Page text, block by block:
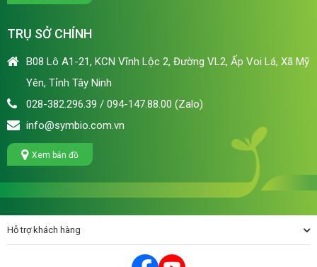
TRỤ SỞ CHÍNH
B08 Lô A1-21, KCN Vĩnh Lộc 2, Đường VL2, Ấp Voi Lá, Xã Mỹ
Yên, Tỉnh Tây Ninh
028-382.296.39 / 094-147.88.00 (Zalo)
info@symbio.com.vn
Xem bản đồ
Hỗ trợ khách hàng